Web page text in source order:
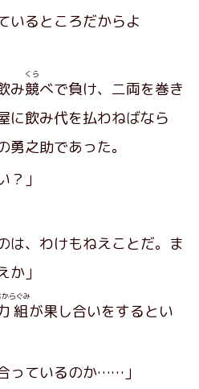
いるところだからよ
み競
くら
べで負け、二両を巻き
に飲み代を払わねばなら
之助であった。
？」
は、わけもねえことだ。ま
」
組
からぐみ
が果し合いをするとい
っているのか……」